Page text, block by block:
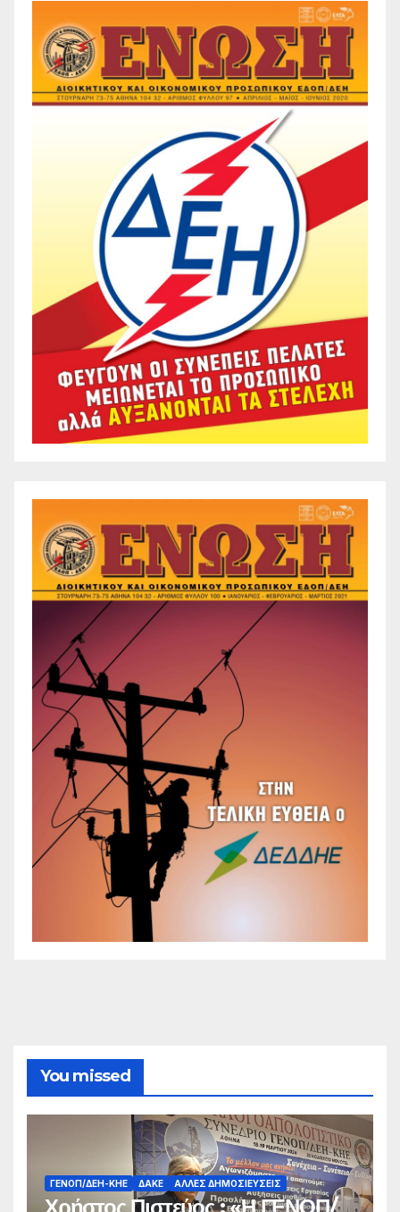
You missed
ΓΕΝΟΠ/ΔΕΗ-ΚΗΕ ΔΑΚΕ ΆΛΛΕΣ ΔΗΜΟΣΙΕΎΣΕΙΣ